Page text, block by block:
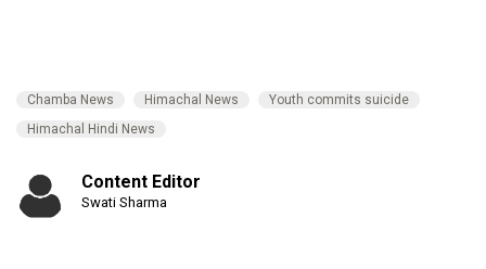
Chamba News Himachal News
Youth commits suicide
Himachal Hindi News
Content Editor
Swati Sharma